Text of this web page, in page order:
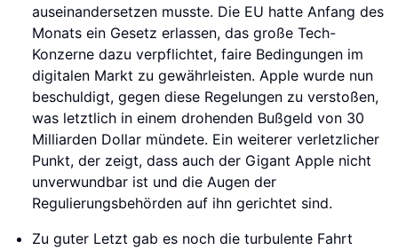
auseinandersetzen musste. Die EU hatte Anfang des
Monats ein Gesetz erlassen, das große Tech-
Konzerne dazu verpflichtet, faire Bedingungen im
digitalen Markt zu gewährleisten. Apple wurde nun
beschuldigt, gegen diese Regelungen zu verstoßen,
was letztlich in einem drohenden Bußgeld von 30
Milliarden Dollar mündete. Ein weiterer verletzlicher
Punkt, der zeigt, dass auch der Gigant Apple nicht
unverwundbar ist und die Augen der
Regulierungsbehörden auf ihn gerichtet sind.
Zu guter Letzt gab es noch die turbulente Fahrt